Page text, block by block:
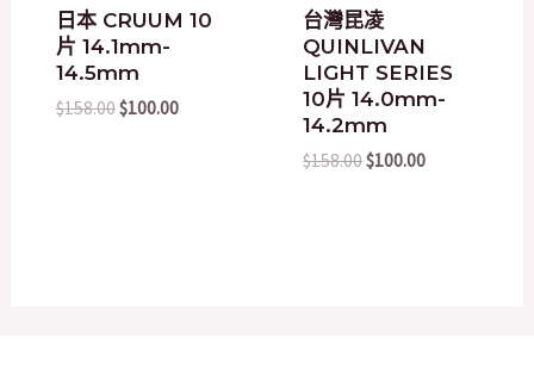
日本 CRUUM 10
片 14.1mm-
14.5mm
$158.00$100.00
台灣昆凌
QUINLIVAN
LIGHT SERIES
10片 14.0mm-
14.2mm
$158.00$100.00